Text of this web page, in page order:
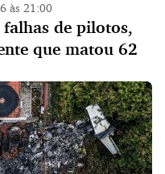
às 21:00
de pilotos,
que matou 62